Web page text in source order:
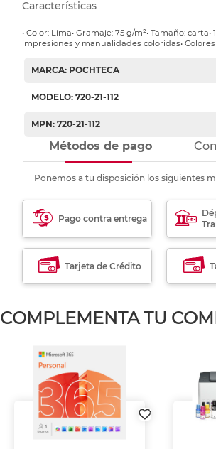
Características
• Color: Lima• Gramaje: 75 g/m²• Tamaño: carta•
impresiones y manualidades coloridas•
MARCA: POCHTECA
MODELO: 720-21-112
MPN: 720-21-112
Métodos de pago
Ponemos a tu disposición los siguientes
Pago contra entrega
Tarjeta de Crédito
COMPLEMENTA TU